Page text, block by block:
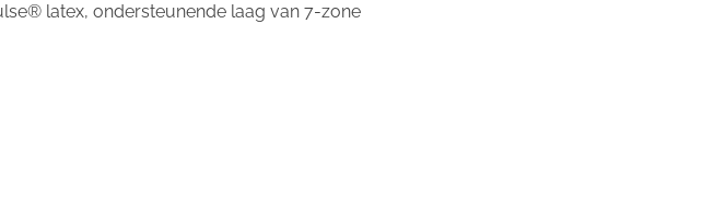
latex, ondersteunende laag van 7-zone